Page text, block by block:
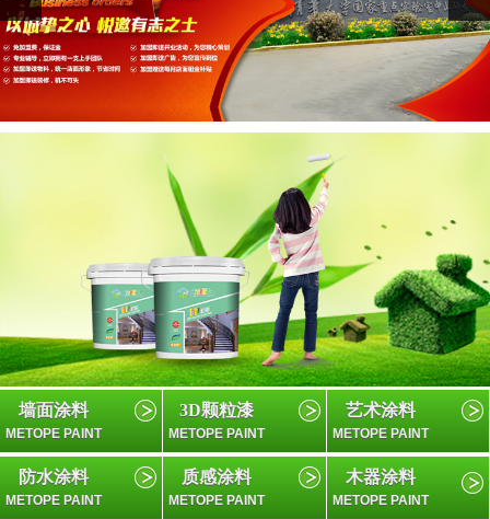
墙面涂料
METOPE PAINT
3D颗粒漆
METOPE PAINT
艺术涂料
METOPE PAINT
防水涂料
METOPE PAINT
质感涂料
METOPE PAINT
木器涂料
METOPE PAINT